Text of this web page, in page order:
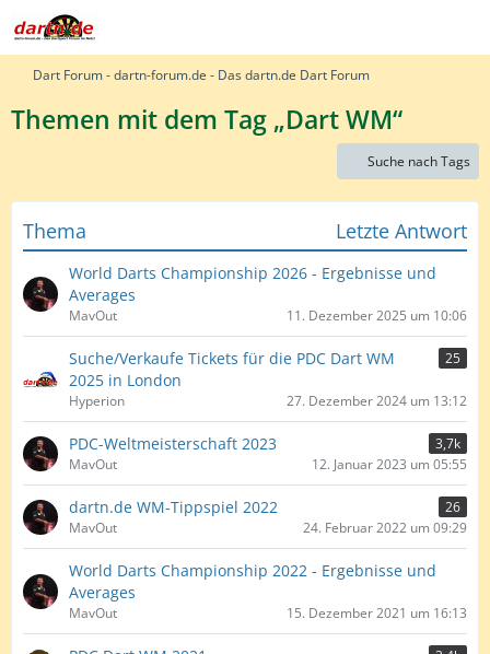
Dart Forum - dartn-forum.de - Das dartn.de Dart Forum
Themen mit dem Tag „Dart WM“
Suche nach Tags
Thema Letzte Antwort
World Darts Championship 2026 - Ergebnisse und
Averages
MavOut 11. Dezember 2025 um 10:06
Suche/Verkaufe Tickets für die PDC Dart WM
2025 in London
25
Hyperion 27. Dezember 2024 um 13:12
PDC-Weltmeisterschaft 2023
3,7k
MavOut
12. Januar 2023 um 05:55
dartn.de WM-Tippspiel 2022
26
MavOut
24. Februar 2022 um 09:29
World Darts Championship 2022 - Ergebnisse und
Averages
MavOut 15. Dezember 2021 um 16:13